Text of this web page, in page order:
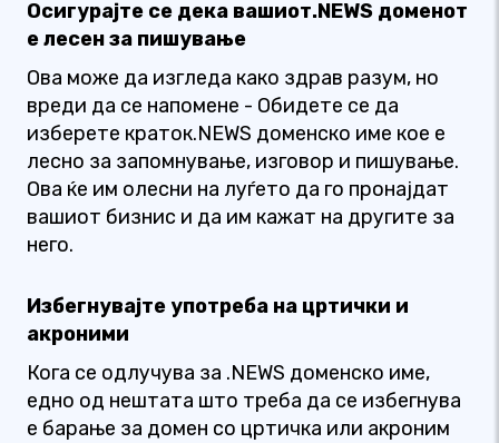
Осигурајте се дека вашиот.NEWS доменот
е лесен за пишување
Ова може да изгледа како здрав разум, но
вреди да се напомене - Обидете се да
изберете краток.NEWS доменско име кое е
лесно за запомнување, изговор и пишување.
Ова ќе им олесни на луѓето да го пронајдат
вашиот бизнис и да им кажат на другите за
него.
Избегнувајте употреба на цртички и
акроними
Кога се одлучува за .NEWS доменско име,
едно од нештата што треба да се избегнува
е барање за домен со цртичка или акроним